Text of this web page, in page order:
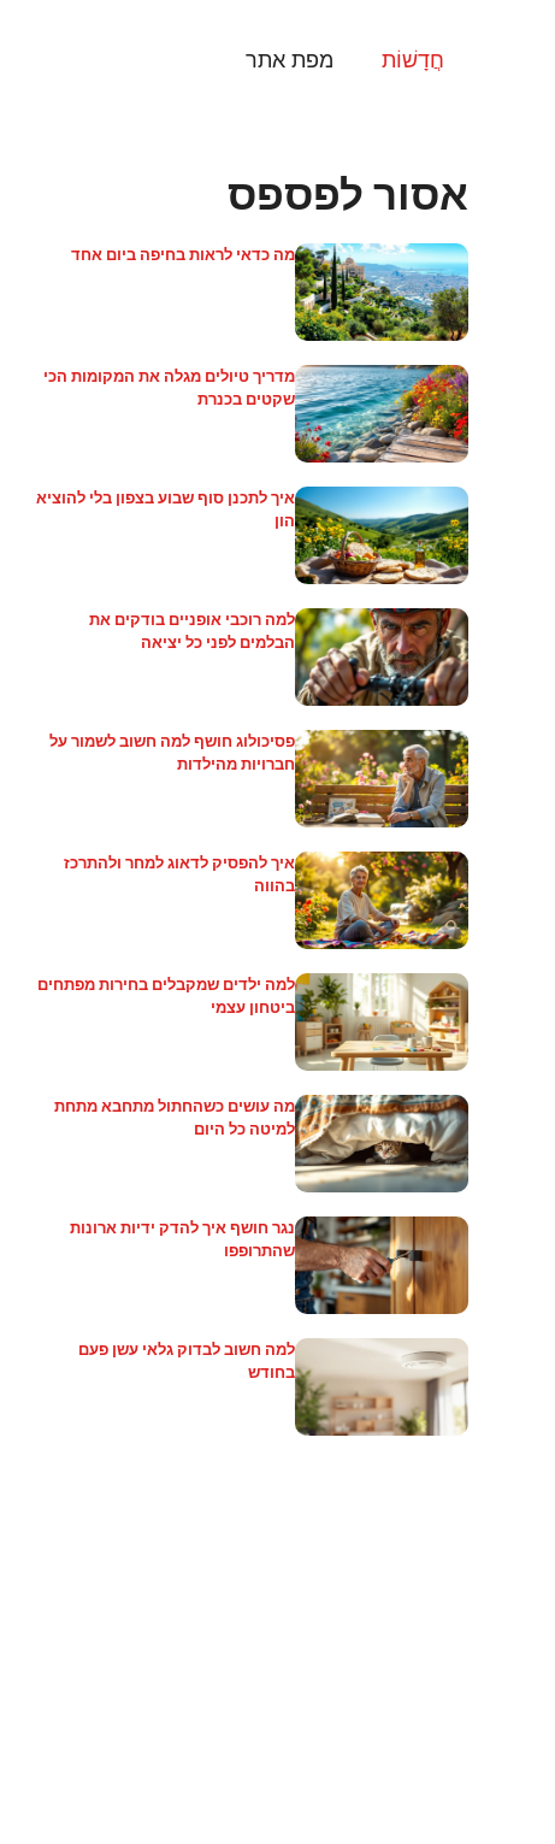
חֲדָשׁוֹת מפת אתר
אסור לפספס
מה כדאי לראות בחיפה ביום אחד
מדריך טיולים מגלה את המקומות הכי
שקטים בכנרת
איך לתכנן סוף שבוע בצפון בלי להוציא
הון
למה רוכבי אופניים בודקים את
הבלמים לפני כל יציאה
פסיכולוג חושף למה חשוב לשמור על
חברויות מהילדות
איך להפסיק לדאוג למחר ולהתרכז
בהווה
למה ילדים שמקבלים בחירות מפתחים
ביטחון עצמי
מה עושים כשהחתול מתחבא מתחת
למיטה כל היום
נגר חושף איך להדק ידיות ארונות
שהתרופפו
למה חשוב לבדוק גלאי עשן פעם
בחודש